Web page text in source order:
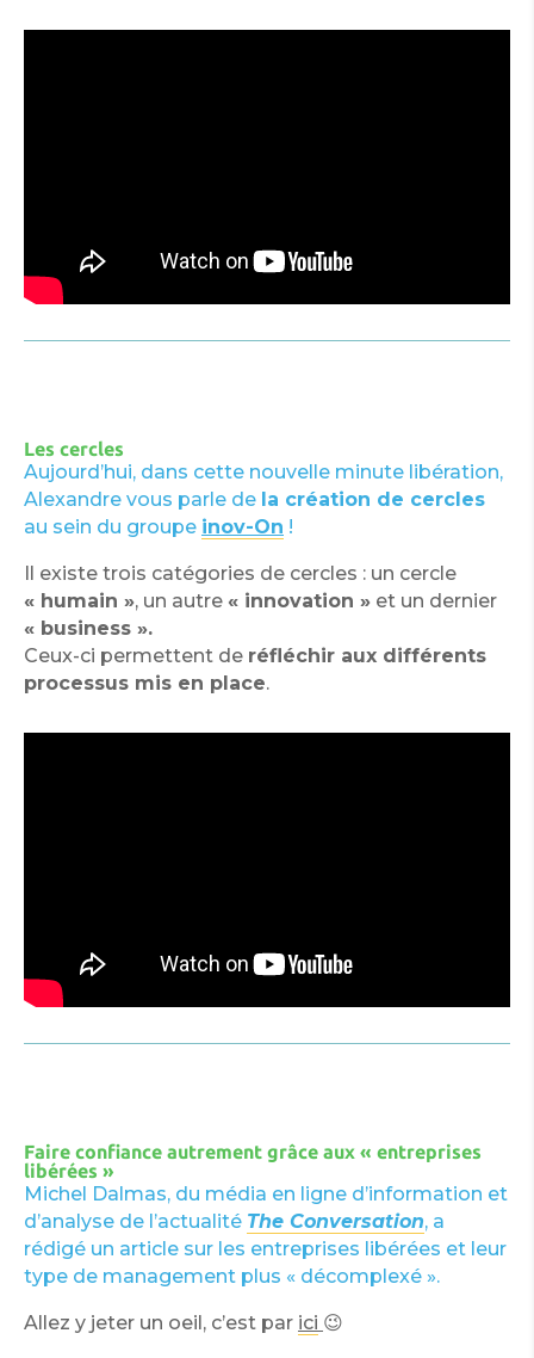
Les cercles
Aujourd’hui, dans cette nouvelle minute libération,
Alexandre vous parle de la création de cercles
au sein du groupe inov-On !
Il existe trois catégories de cercles : un cercle
« humain », un autre « innovation » et un dernier
« business ».
Ceux-ci permettent de réfléchir aux différents
processus mis en place.
Faire confiance autrement grâce aux « entreprises
libérées »
Michel Dalmas, du média en ligne d’information et
d’analyse de l’actualité The Conversation, a
rédigé un article sur les entreprises libérées et leur
type de management plus « décomplexé ».
Allez y jeter un oeil, c’est par ici 😉